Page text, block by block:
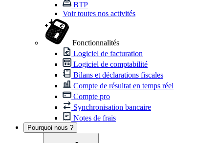
BTP
Voir toutes nos activités
Fonctionnalités
Logiciel de facturation
Logiciel de comptabilité
Bilans et déclarations fiscales
Compte de résultat en temps réel
Compte pro
Synchronisation bancaire
Notes de frais
Pourquoi nous ?